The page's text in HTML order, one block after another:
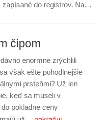
zapísané do registrov. Na…
čipom
enormne zrýchlili
však ešte pohodlnejšie
prsteňmi? Už len
keď sa museli v
pokladne ceny